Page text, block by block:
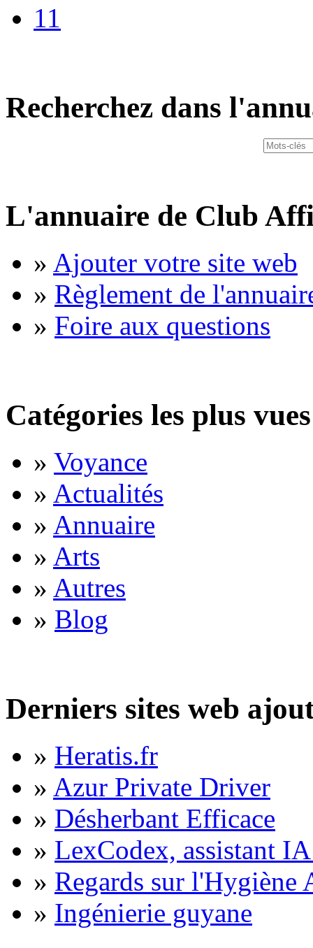
11
Recherchez dans
L'annuaire de Club
» Ajouter votre site web
» Règlement de
» Foire aux questions
Catégories les plus vues
» Voyance
» Actualités
» Annuaire
» Arts
» Autres
» Blog
Derniers sites web
» Heratis.fr
» Azur Private Driver
» Désherbant Efficace
» LexCodex, assistant
» Regards sur l'Hygiène
» Ingénierie guyane